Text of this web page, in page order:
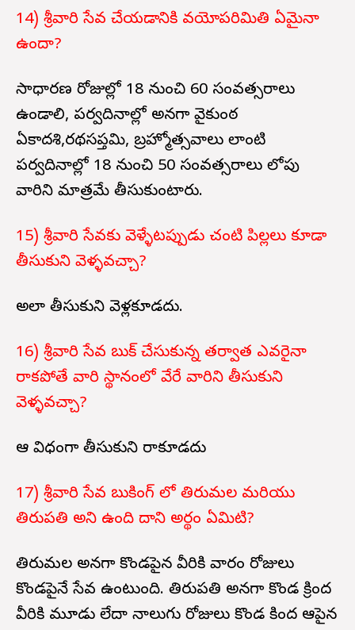
14) శ్రీవారి సేవ చేయడానికి వయోపరిమితి ఏమైనా
ఉందా?
సాధారణ రోజుల్లో 18 నుంచి 60 సంవత్సరాలు
ఉండాలి, పర్వదినాల్లో అనగా వైకుంఠ
ఏకాదశి,రథసప్తమి, బ్రహ్మోత్సవాలు లాంటి
పర్వదినాల్లో 18 నుంచి 50 సంవత్సరాలు లోపు
వారిని మాత్రమే తీసుకుంటారు.
15) శ్రీవారి సేవకు వెళ్ళేటప్పుడు చంటి పిల్లలు కూడా
తీసుకుని వెళ్ళవచ్చా?
అలా తీసుకుని వెళ్లకూడదు.
16) శ్రీవారి సేవ బుక్ చేసుకున్న తర్వాత ఎవరైనా
రాకపోతే వారి స్థానంలో వేరే వారిని తీసుకుని
వెళ్ళవచ్చా?
ఆ విధంగా తీసుకుని రాకూడదు
17) శ్రీవారి సేవ బుకింగ్ లో తిరుమల మరియు
తిరుపతి అని ఉంది దాని అర్థం ఏమిటి?
తిరుమల అనగా కొండపైన వీరికి వారం రోజులు
కొండపైనే సేవ ఉంటుంది. తిరుపతి అనగా కొండ క్రింద
వీరికి మూడు లేదా నాలుగు రోజులు కొండ కింద ఆపైన